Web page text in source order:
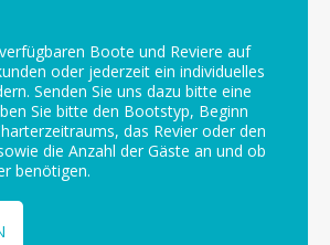
Boote und Reviere auf
oder jederzeit ein individuelles
Senden Sie uns dazu bitte eine
Sie bitte den Bootstyp, Beginn
das Revier oder den
die Anzahl der Gäste an und ob
benötigen.